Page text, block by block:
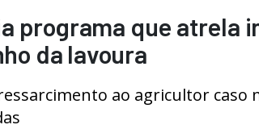
programa que atrela
da lavoura
ao agricultor